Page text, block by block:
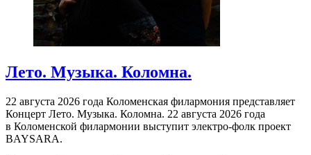
Лето. Музыка. Коломна.
22 августа 2026 года Коломенская филармония представляет
Концерт Лето. Музыка. Коломна. 22 августа 2026 года
в Коломенской филармонии выступит электро-фолк проект
BAYSARA.